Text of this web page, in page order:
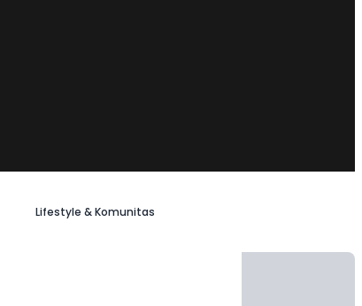
Lifestyle & Komunitas